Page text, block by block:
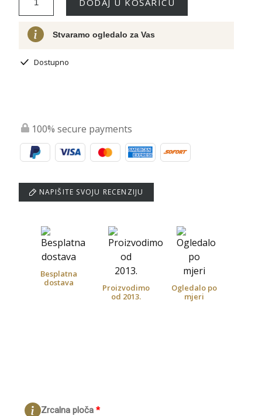
Stvaramo ogledalo za Vas
Dostupno
100% secure payments
NAPIŠITE SVOJU RECENZIJU
*
Zrcalna ploča
Besplatna
dostava
Proizvodimo
od 2013.
Ogledalo po
mjeri